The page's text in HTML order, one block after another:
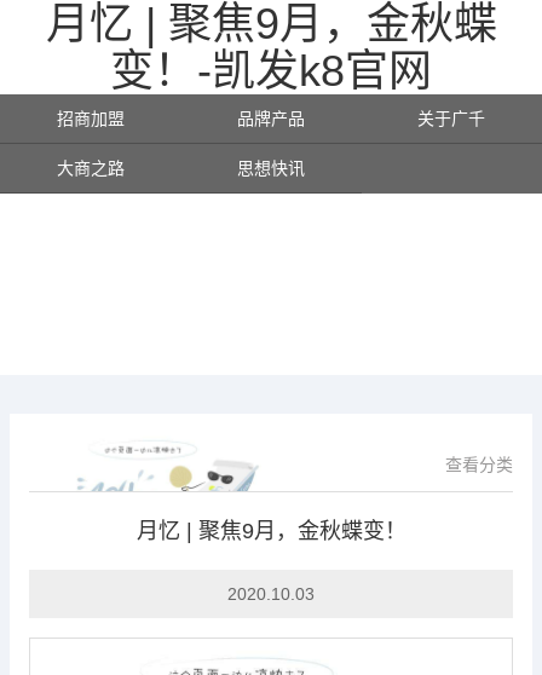
月忆 | 聚焦9月，金秋蝶
变！-凯发k8官网
招商加盟 品牌产品 关于广千
大商之路 思想快讯
查看分类
月忆 | 聚焦9月，金秋蝶变！
2020.10.03